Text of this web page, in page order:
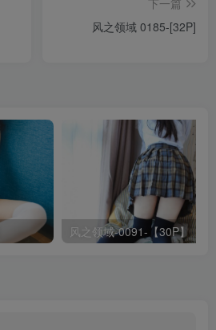
风之领域 0185-[32P]
风之领域-0091-【30P】